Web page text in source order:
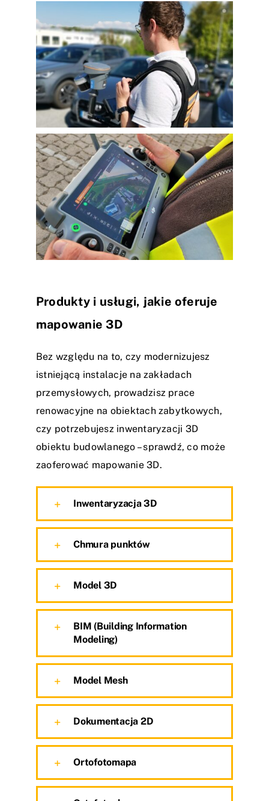
Produkty i usługi, jakie oferuje
mapowanie 3D
Bez względu na to, czy modernizujesz
istniejącą instalacje na zakładach
przemysłowych, prowadzisz prace
renowacyjne na obiektach zabytkowych,
czy potrzebujesz inwentaryzacji 3D
obiektu budowlanego – sprawdź, co może
zaoferować mapowanie 3D.
Inwentaryzacja 3D
Chmura punktów
Model 3D
BIM (Building Information
Modeling)
Model Mesh
Dokumentacja 2D
Ortofotomapa